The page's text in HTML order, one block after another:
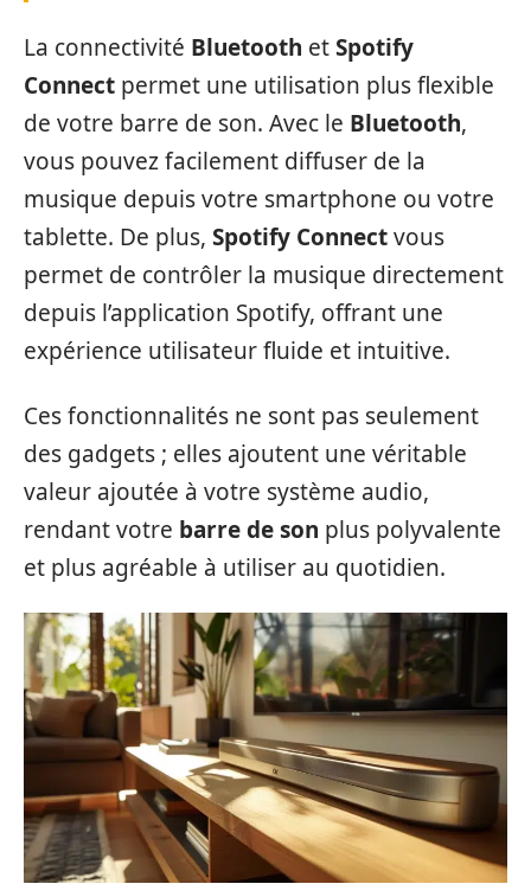
La connectivité Bluetooth etSpotify
Connect permet une utilisation plus flexible
de votre barre de son. Avec le Bluetooth,
vous pouvez facilement diffuser de la
musique depuis votre smartphone ou votre
tablette. De plus, Spotify Connectvous
permet de contrôler la musique directement
depuis l’application Spotify, offrant une
expérience utilisateur fluide et intuitive.
Ces fonctionnalités ne sont pas seulement
des gadgets ; elles ajoutent une véritable
valeur ajoutée à votre système audio,
rendant votre barre de son plus polyvalente
et plus agréable à utiliser au quotidien.